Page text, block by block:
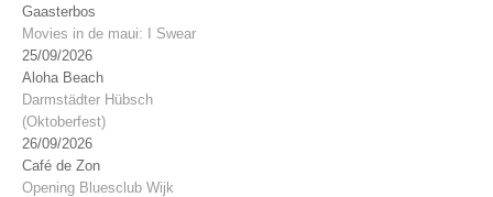
Gaasterbos
Movies in de maui: I Swear
25/09/2026
Aloha Beach
Darmstädter Hübsch
(Oktoberfest)
26/09/2026
Café de Zon
Opening Bluesclub Wijk